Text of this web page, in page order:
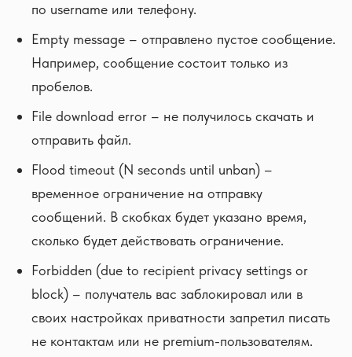
по username или телефону.
Empty message – отправлено пустое сообщение.
Например, сообщение состоит только из
пробелов.
File download error – не получилось скачать и
отправить файл.
Flood timeout (N seconds until unban) –
временное ограничение на отправку
сообщений. В скобках будет указано время,
сколько будет действовать ограничение.
Forbidden (due to recipient privacy settings or
block) – получатель вас заблокировал или в
своих настройках приватности запретил писать
не контактам или не premium-пользователям.